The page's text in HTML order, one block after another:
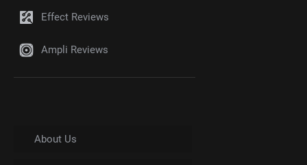
Effect Reviews
Ampli Reviews
About Us